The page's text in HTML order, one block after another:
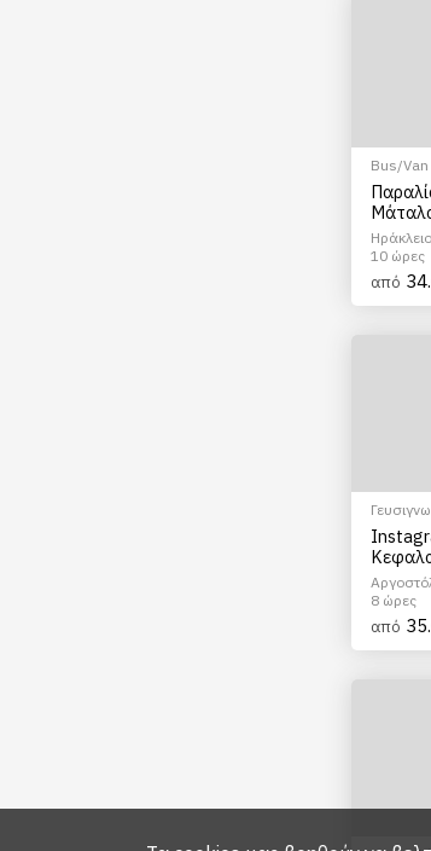
Bus/Van
Ηράκλειο
10 ώρες
από
Αξιοθέατα
8 ώρες
από